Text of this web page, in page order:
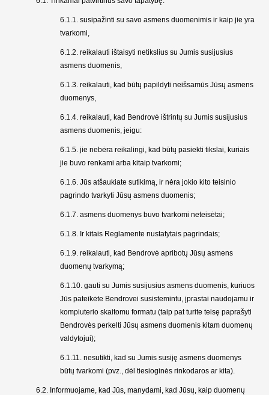
6.1.1. susipažinti su savo asmens duomenimis ir kaip jie yra
tvarkomi,
6.1.2. reikalauti ištaisyti netikslius su Jumis susijusius
asmens duomenis,
6.1.3. reikalauti, kad būtų papildyti neišsamūs Jūsų asmens
duomenys,
6.1.4. reikalauti, kad Bendrovė ištrintų su Jumis susijusius
asmens duomenis, jeigu:
6.1.5. jie nebėra reikalingi, kad būtų pasiekti tikslai, kuriais
jie buvo renkami arba kitaip tvarkomi;
6.1.6. Jūs atšaukiate sutikimą, ir nėra jokio kito teisinio
pagrindo tvarkyti Jūsų asmens duomenis;
6.1.7. asmens duomenys buvo tvarkomi neteisėtai;
6.1.8. Ir kitais Reglamente nustatytais pagrindais;
6.1.9. reikalauti, kad Bendrovė apribotų Jūsų asmens
duomenų tvarkymą;
6.1.10. gauti su Jumis susijusius asmens duomenis, kuriuos
Jūs pateikėte Bendrovei susistemintu, įprastai naudojamu ir
kompiuterio skaitomu formatu (taip pat turite teisę paprašyti
Bendrovės perkelti Jūsų asmens duomenis kitam duomenų
valdytojui);
6.1.11. nesutikti, kad su Jumis susiję asmens duomenys
būtų tvarkomi (pvz., dėl tiesioginės rinkodaros ar kita).
6.2. Informuojame, kad Jūs, manydami, kad Jūsų, kaip duomenų